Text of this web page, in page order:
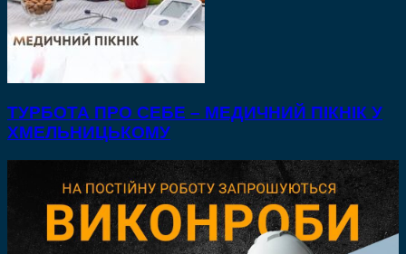
ТУРБОТА ПРО СЕБЕ – МЕДИЧНИЙ ПІКНІК У
ХМЕЛЬНИЦЬКОМУ